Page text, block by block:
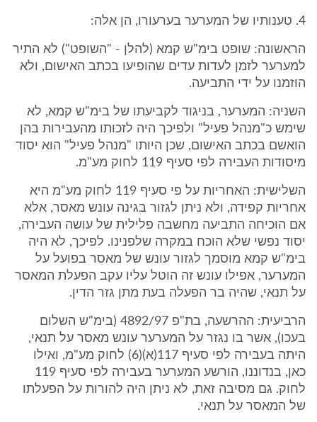
4. טענותיו של המערער בערעורו, הן אלה:
הראשונה: שופט בימ"ש קמא (להלן - "השופט") לא התיר
למערער לזמן לעדות עדים שהופיעו בכתב האישום, ולא
הוזמנו על ידי התביעה.
השניה: המערער, בניגוד לקביעתו של בימ"ש קמא, לא
שימש כ"מנהל פעיל" ולפיכך היה לזכותו מהעבירות בהן
הואשם בכתב האישום, שכן היותו "מנהל פעיל" הוא יסוד
מיסודות העבירה לפי סעיף 119 לחוק מע"מ.
השלישית: האחריות על פי סעיף 119 לחוק מע"מ היא
אחריות קפידה, ולא ניתן לגזור בגינה עונש מאסר, אלא
אם הוכיחה התביעה מחשבה פלילית של עושה העבירה,
יסוד נפשי שלא הוכח במקרה שלפנינו. לפיכך, לא היה
בימ"ש קמא מוסמך לגזור עונש של מאסר בפועל על
המערער, אפילו עונש זה הוטל עליו עקב הפעלת המאסר
על תנאי, שהיה בר הפעלה בעת מתן גזר הדין.
הרביעית: ההרשעה, בת"פ 4892/97 (בימ"ש השלום
בעכו), אשר בו נגזר על המערער עונש מאסר על תנאי,
היתה בעבירה לפי סעיף 117(א)(6) לחוק מע"מ, ואילו
כאן, בנדוננו, הורשע המערער בעבירה לפי סעיף 119
לחוק. גם מסיבה זאת, לא ניתן היה להורות על הפעלתו
של המאסר על תנאי.